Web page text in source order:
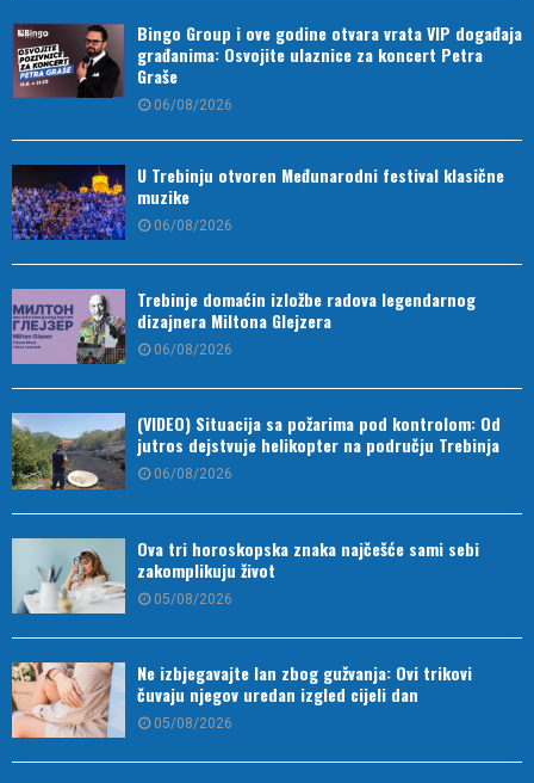
Bingo Group i ove godine otvara vrata VIP događaja
građanima: Osvojite ulaznice za koncert Petra
Graše
06/08/2026
U Trebinju otvoren Međunarodni festival klasične
muzike
06/08/2026
Trebinje domaćin izložbe radova legendarnog
dizajnera Miltona Glejzera
06/08/2026
(VIDEO) Situacija sa požarima pod kontrolom: Od
jutros dejstvuje helikopter na području Trebinja
06/08/2026
Ova tri horoskopska znaka najčešće sami sebi
zakomplikuju život
05/08/2026
Ne izbjegavajte lan zbog gužvanja: Ovi trikovi
čuvaju njegov uredan izgled cijeli dan
05/08/2026